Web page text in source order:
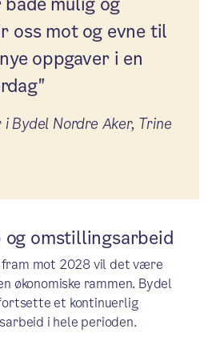
oss mot og evne til
oppgaver i en
Bydel Nordre Aker, Trine
og omstillingsarbeid
fram mot 2028 vil det være
økonomiske rammen. Bydel
et kontinuerlig
i hele perioden.